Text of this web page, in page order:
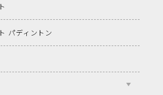
パディントン